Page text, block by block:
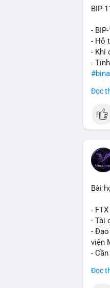
BIP-
-
- Hỗ
- Khi
-
$btc
Đọc
Bài
-
- Tài
-
viện
-
Đọc